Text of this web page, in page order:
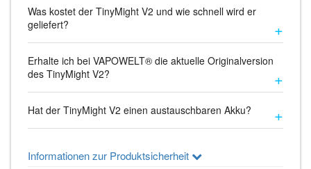
Was kostet der TinyMight V2 und wie schnell wird er
geliefert?
Erhalte ich bei VAPOWELT® die aktuelle Originalversion
des TinyMight V2?
Hat der TinyMight V2 einen austauschbaren Akku?
Informationen zur Produktsicherheit